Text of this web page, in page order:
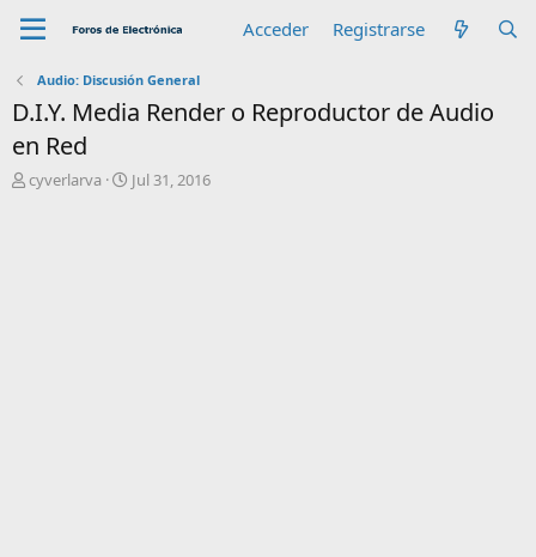
Acceder Registrarse
Audio: Discusión General
D.I.Y. Media Render o Reproductor de Audio
en Red
A
cyverlarva
F
Jul 31, 2016